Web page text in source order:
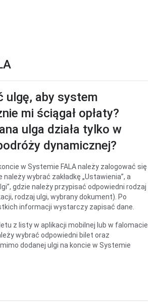
ulgę, aby system
mi ściągał opłaty?
ulga działa tylko w
dynamicznej?
w Systemie FALA należy zalogować się
wybrać zakładkę „Ustawienia”, a
gdzie należy przypisać odpowiedni rodzaj
rodzaj ulgi, wybrany dokument). Po
informacji wystarczy zapisać dane.
z listy w aplikacji mobilnej lub w falomacie
wybrać odpowiedni bilet oraz
dodanej ulgi na koncie w Systemie